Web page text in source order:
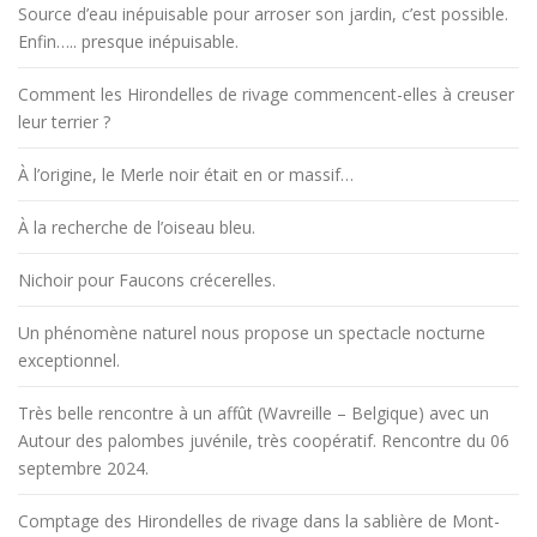
i
c
l
e
Source d’eau inépuisable pour arroser son jardin, c’est possible.
Enfin….. presque inépuisable.
Comment les Hirondelles de rivage commencent-elles à creuser
leur terrier ?
À l’origine, le Merle noir était en or massif…
À la recherche de l’oiseau bleu.
Nichoir pour Faucons crécerelles.
Un phénomène naturel nous propose un spectacle nocturne
exceptionnel.
Très belle rencontre à un affût (Wavreille – Belgique) avec un
Autour des palombes juvénile, très coopératif. Rencontre du 06
septembre 2024.
Comptage des Hirondelles de rivage dans la sablière de Mont-